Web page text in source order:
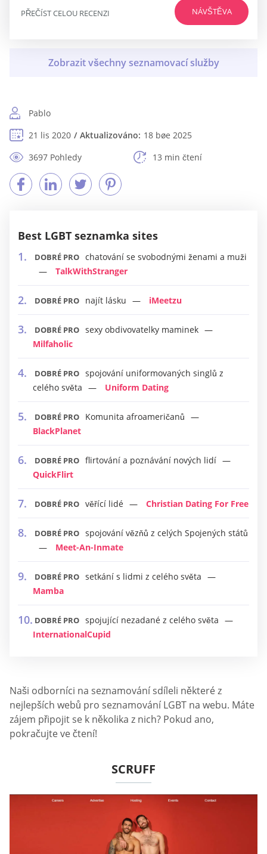
NÁVŠTĚVA
PŘEČÍST CELOU RECENZI
Pablo
21 lis 2020
Aktualizováno: 18 bøe 2025
3697 Pohledy
13 min čtení
Best LGBT seznamka sites
DOBRÉ PRO chatování se svobodnými ženami a muži
TalkWithStranger
DOBRÉ PRO najít lásku iMeetzu
DOBRÉ PRO sexy obdivovatelky maminek
Milfaholic
DOBRÉ PRO spojování uniformovaných singlů z
celého světa
Uniform Dating
DOBRÉ PRO
Komunita afroameričanů
BlackPlanet
DOBRÉ PRO flirtování a poznávání nových lidí
QuickFlirt
DOBRÉ PRO věřící lidé Christian Dating For Free
DOBRÉ PRO spojování vězňů z celých Spojených států
Meet-An-Inmate
DOBRÉ PRO setkání s lidmi z celého světa
Mamba
DOBRÉ PRO spojující nezadané z celého světa
InternationalCupid
Naši odborníci na seznamování sdíleli některé z
nejlepších webů pro seznamování LGBT na webu. Máte
zájem připojit se k několika z nich? Pokud ano,
pokračujte ve čtení!
SCRUFF